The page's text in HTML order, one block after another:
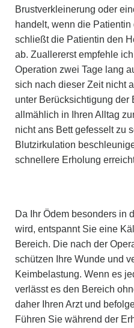
Brustverkleinerung oder
handelt, wenn die
schließt die Patientin den
ab. Zuallererst empfehle
Operation zwei Tage lang
sich nach dieser Zeit nicht
unter Berücksichtigung der
allmählich in Ihren Alltag
nicht ans Bett gefesselt zu
Blutzirkulation
schnellere Erholung
Da Ihr Ödem besonders in
wird, entspannt Sie eine
Bereich. Die nach der
schützen Ihre Wunde und
Keimbelastung. Wenn es
verlässt es den Bereich
daher Ihren Arzt und
Führen Sie während der